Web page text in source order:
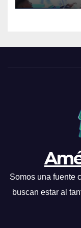
Somos una fuente
buscan estar al